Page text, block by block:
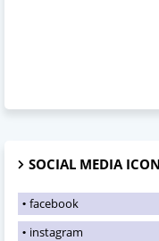
SOCIAL MEDIA
facebook
instagram